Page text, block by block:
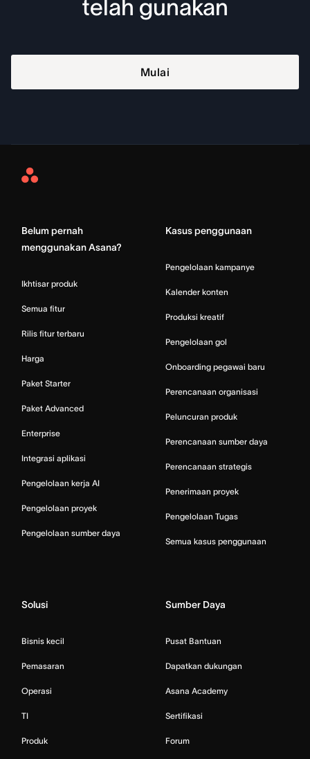
telah gunakan
Mulai
Asana
Belum pernah
menggunakan Asana?
Ikhtisar produk
Semua fitur
Rilis fitur terbaru
Harga
Paket Starter
Paket Advanced
Enterprise
Integrasi aplikasi
Pengelolaan kerja AI
Pengelolaan proyek
Pengelolaan sumber daya
Kasus penggunaan
Pengelolaan kampanye
Kalender konten
Produksi kreatif
Pengelolaan gol
Onboarding pegawai baru
Perencanaan organisasi
Peluncuran produk
Perencanaan sumber daya
Perencanaan strategis
Penerimaan proyek
Pengelolaan Tugas
Semua kasus penggunaan
Solusi
Bisnis kecil
Pemasaran
Operasi
TI
Produk
Sumber Daya
Pusat Bantuan
Dapatkan dukungan
Asana Academy
Sertifikasi
Forum